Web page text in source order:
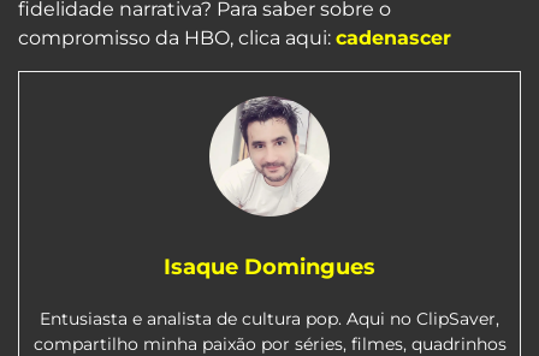
fidelidade narrativa? Para saber sobre o
compromisso da HBO, clica aqui: cadenascer
Isaque Domingues
Entusiasta e analista de cultura pop. Aqui no ClipSaver,
compartilho minha paixão por séries, filmes, quadrinhos